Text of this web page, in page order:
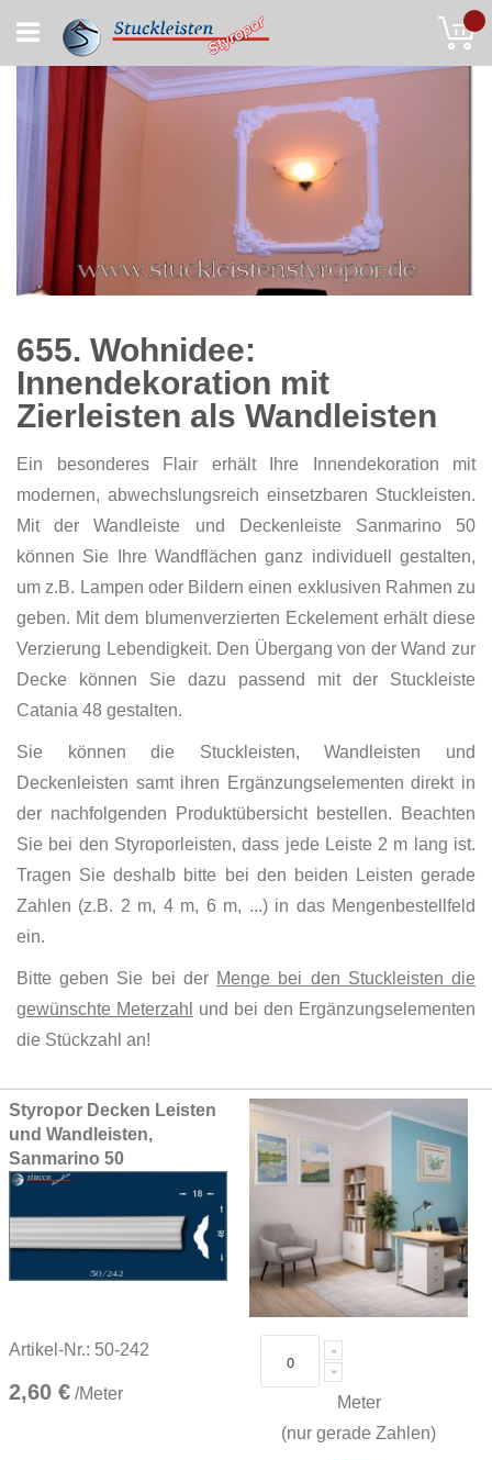
to
Content
655. Wohnidee:
Innendekoration mit
Zierleisten als Wandleisten
Ein besonderes Flair erhält Ihre Innendekoration mit
modernen, abwechslungsreich einsetzbaren Stuckleisten.
Mit der Wandleiste und Deckenleiste Sanmarino 50
können Sie Ihre Wandflächen ganz individuell gestalten,
um z.B. Lampen oder Bildern einen exklusiven Rahmen zu
geben. Mit dem blumenverzierten Eckelement erhält diese
Verzierung Lebendigkeit. Den Übergang von der Wand zur
Decke können Sie dazu passend mit der Stuckleiste
Catania 48 gestalten.
Sie können die Stuckleisten, Wandleisten und
Deckenleisten samt ihren Ergänzungselementen direkt in
der nachfolgenden Produktübersicht bestellen. Beachten
Sie bei den Styroporleisten, dass jede Leiste 2 m lang ist.
Tragen Sie deshalb bitte bei den beiden Leisten gerade
Zahlen (z.B. 2 m, 4 m, 6 m, ...) in das Mengenbestellfeld
ein.
Bitte geben Sie bei der Menge bei den Stuckleisten die
gewünschte Meterzahl
und bei den Ergänzungselementen
die Stückzahl an!
Grouped
product
items
Styropor Decken Leisten
und Wandleisten,
Sanmarino 50
Artikel-Nr.: 50-242
2,60 € /Meter
Meter
(nur gerade Zahlen)